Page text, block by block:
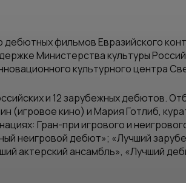
фильмов Евразийского
Министерства культуры
культурного центра
и 12 зарубежных дебютов.
(игровое кино) и Мария Готлиб,
Гран-при игрового и
неигровой дебют»; «Лучший
актерский ансамбль», «Лучший